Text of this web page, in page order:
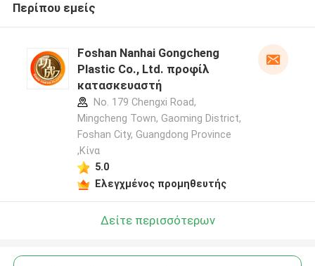
Περίπου εμείς
Foshan Nanhai Gongcheng
Plastic Co., Ltd. προφίλ
κατασκευαστή
No. 179 Chengxi Road,
Mingcheng Town, Gaoming District,
Foshan City, Guangdong Province
,Κίνα
5.0
Ελεγχμένος προμηθευτής
Δείτε περισσότερων